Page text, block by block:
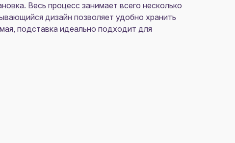
Весь процесс занимает всего несколько
дизайн позволяет удобно хранить
подставка идеально подходит для